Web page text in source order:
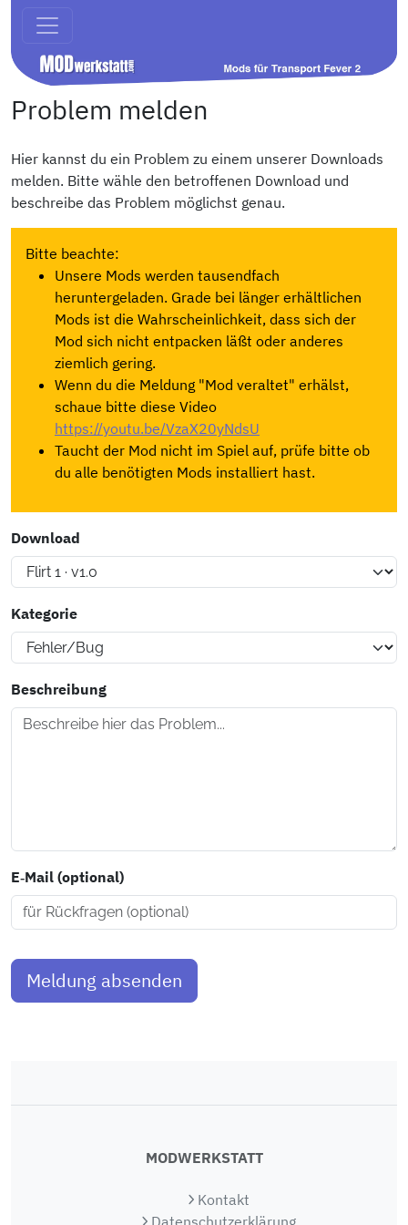
Problem melden
Hier kannst du ein Problem zu einem unserer Downloads
melden. Bitte wähle den betroffenen Download und
beschreibe das Problem möglichst genau.
Bitte beachte:
Unsere Mods werden tausendfach
heruntergeladen. Grade bei länger erhältlichen
Mods ist die Wahrscheinlichkeit, dass sich der
Mod sich nicht entpacken läßt oder anderes
ziemlich gering.
Wenn du die Meldung "Mod veraltet" erhälst,
schaue bitte diese Video
https://youtu.be/VzaX20yNdsU
Taucht der Mod nicht im Spiel auf, prüfe bitte ob
du alle benötigten Mods installiert hast.
Download
Kategorie
Beschreibung
E‑Mail (optional)
Meldung absenden
MODWERKSTATT
Kontakt